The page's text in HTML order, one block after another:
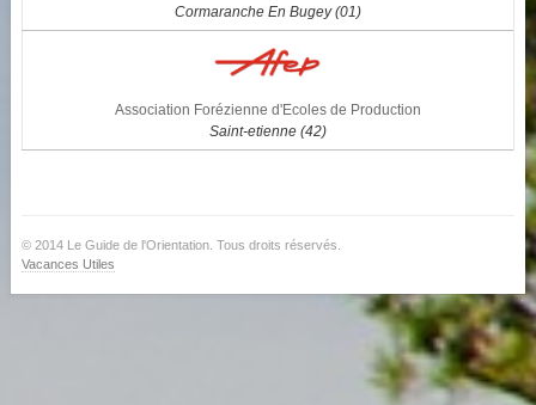
Cormaranche En Bugey (01)
Association Forézienne d'Ecoles de Production
Saint-etienne (42)
© 2014 Le Guide de l'Orientation. Tous droits réservés.
Vacances Utiles